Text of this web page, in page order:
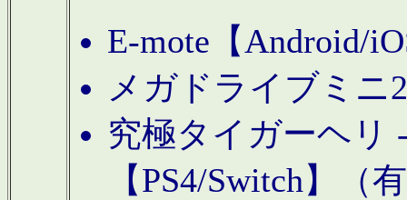
E-mote【Android/
メガドライブミニ
究極タイガーヘリ
【PS4/Switch】（